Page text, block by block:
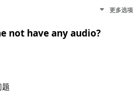
更多选项
not have any audio?